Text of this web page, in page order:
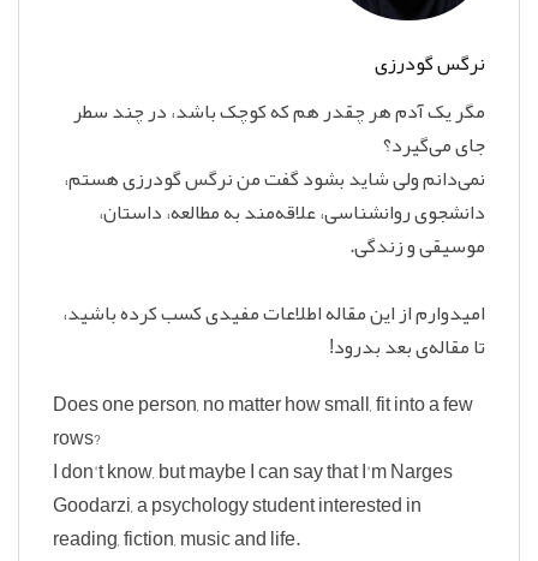
نرگس گودرزی
مگر یک آدم هر چقدر هم که کوچک باشد، در چند سطر
جای می‌گیرد؟
نمی‌دانم ولی شاید بشود گفت من نرگس گودرزی هستم،
دانشجوی روانشناسی، علاقه‌مند به مطالعه، داستان،
موسیقی و زندگی.
امیدوارم از این مقاله اطلاعات مفیدی کسب کرده باشید،
تا مقاله‌ی بعد بدرود!
Does one person, no matter how small, fit into a few
rows?
I don't know, but maybe I can say that I'm Narges
Goodarzi, a psychology student interested in
reading, fiction, music and life.